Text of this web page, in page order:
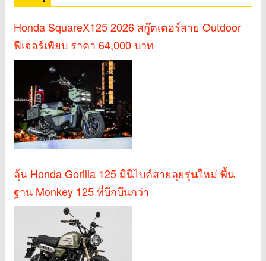
Honda SquareX125 2026 สกู๊ตเตอร์สาย Outdoor
ฟีเจอร์เพียบ ราคา 64,000 บาท
ลุ้น Honda Gorilla 125 มินิไบค์สายลุยรุ่นใหม่ พื้น
ฐาน Monkey 125 ที่บึกบึนกว่า